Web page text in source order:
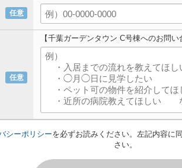
任意
任意
【千葉ガーデンタウン C号棟へのお問い
シーポリシーを必ずお読みください。左記内容に
さい。